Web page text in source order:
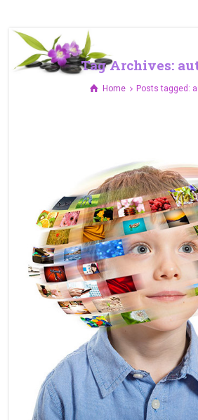
Tag Archives:
Home Posts tagged: